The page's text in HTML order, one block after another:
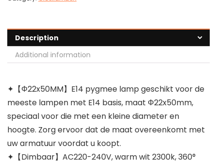
Description
Additional information
✦【Φ22x50MM】E14 pygmee lamp geschikt voor de
meeste lampen met E14 basis, maat Φ22x50mm,
speciaal voor die met een kleine diameter en
hoogte. Zorg ervoor dat de maat overeenkomt met
uw armatuur voordat u koopt.
✦【Dimbaar】AC220-240V, warm wit 2300k, 360°